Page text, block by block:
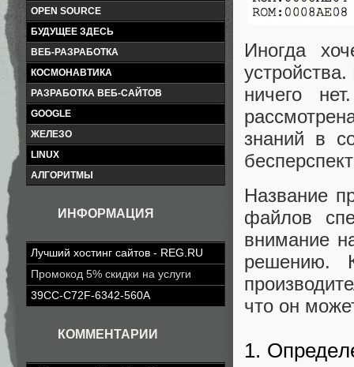
OPEN SOURCE
БУДУЩЕЕ ЗДЕСЬ
ВЕБ-РАЗРАБОТКА
КОСМОНАВТИКА
РАЗРАБОТКА ВЕБ-САЙТОВ
GOOGLE
ЖЕЛЕЗО
LINUX
АЛГОРИТМЫ
ИНФОРМАЦИЯ
Лучший хостинг сайтов - REG.RU
Промокод 5% скидки на услуги
39CC-C72F-6342-560A
КОММЕНТАРИИ
Иногда
ничего
знаний в
Название
файлов
внимание
решению.
что он
1.